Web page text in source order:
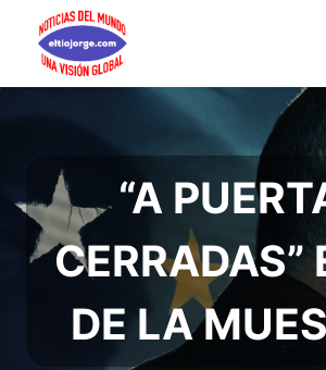
Saltar
contenido
“A
CERRADAS”
DE LA